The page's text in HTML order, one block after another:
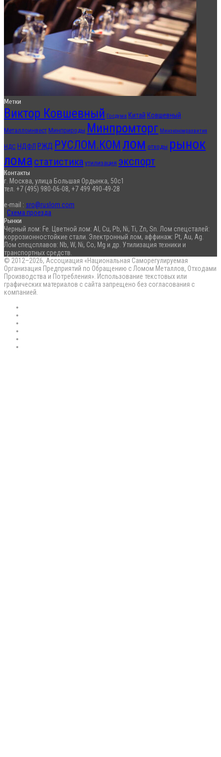
Метки
Виктор Ковшевный Госдума Китай Ковшевный
Металлоинвест Минприроды Минпромторг Минэкономразвития
НДС НДФЛ РЖД РУСЛОМ.КОМ лом отходы рынок
лома статистика утилизация экспорт
Контакты
г. Москва, улица Большая Ордынка, 50с1
тел. +7 (495) 980-06-08, +7 499 490-49-28
e-mail : sro@ruslom.com
Схема проезда
Рынки
Черный лом: Fe. Цветной лом: Al, Cu, Pb, Ni, Ti, Zn, Sn. Лом спецсталей:
коррозионностойкие стали. Электронный лом, аффинаж: Pt, Au, Ag.
Лом спецсплавов: Nb, W, Ni, Co, Mg и др. Утилизация техники и
транспортных средств.
© 2012–2026, Ассоциация «Национальная Саморегулируемая
Организация Предприятий по Обращению с Ломом Металлов, Отходами
Производства и Потребления». Использование текстовых или
графических материалов с сайта запрещено без согласования с
компанией.